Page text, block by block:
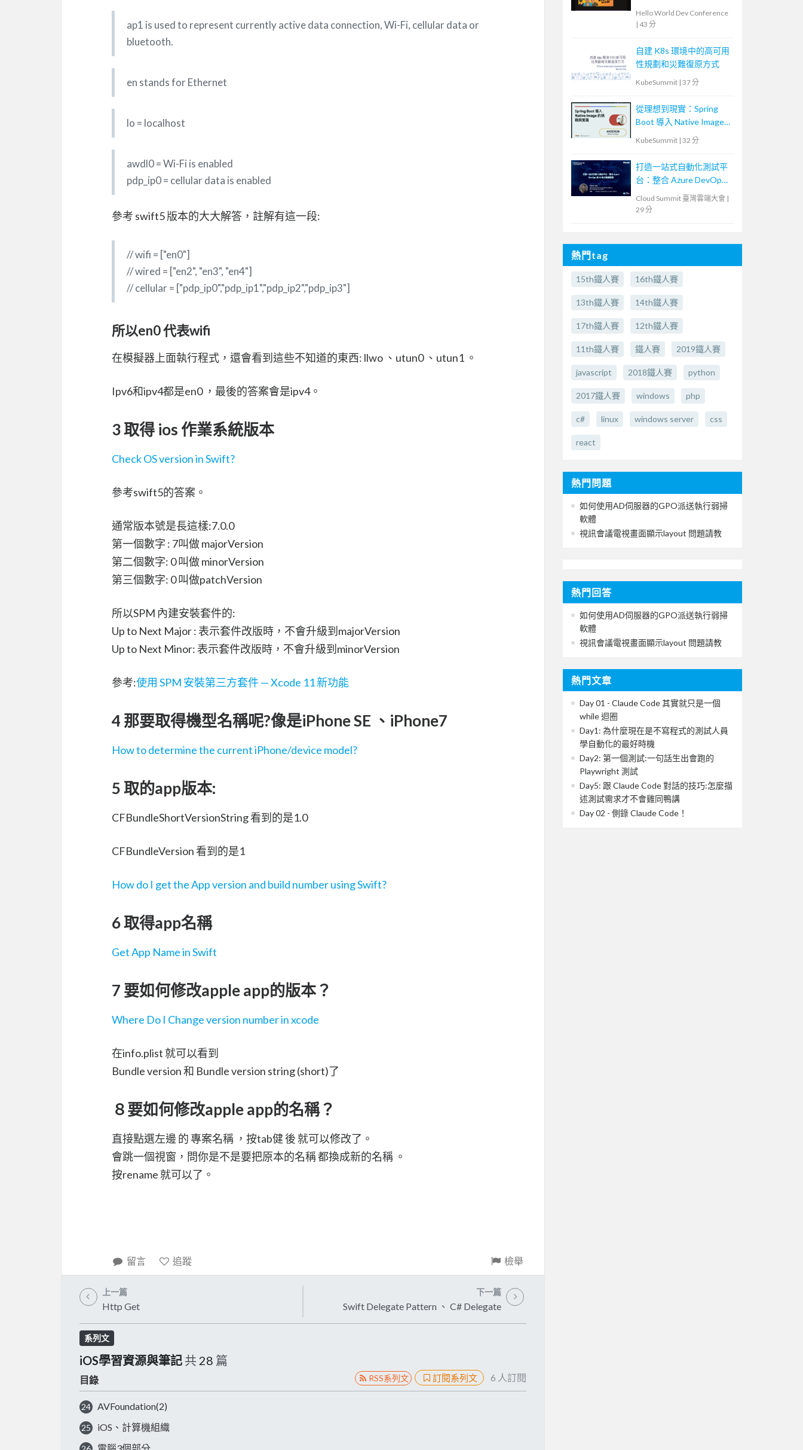
ap1 is used to represent currently active data connection, Wi-Fi, cellular data or
bluetooth.
en stands for Ethernet
lo = localhost
awdl0 = Wi-Fi is enabled
pdp_ip0 = cellular data is enabled
參考 swift5 版本的大大解答，註解有這一段:
// wifi = ["en0"]
// wired = ["en2", "en3", "en4"]
// cellular = ["pdp_ip0","pdp_ip1","pdp_ip2","pdp_ip3"]
所以en0 代表wifi
在模擬器上面執行程式，還會看到這些不知道的東西: llwo 、utun0 、utun1 。
Ipv6和ipv4都是en0 ，最後的答案會是ipv4。
3 取得 ios 作業系統版本
Check OS version in Swift?
參考swift5的答案。
通常版本號是長這樣:7.0.0
第一個數字 : 7叫做 majorVersion
第二個數字: 0 叫做 minorVersion
第三個數字: 0 叫做patchVersion
所以SPM 內建安裝套件的:
Up to Next Major : 表示套件改版時，不會升級到majorVersion
Up to Next Minor: 表示套件改版時，不會升級到minorVersion
參考:使用 SPM 安裝第三方套件 — Xcode 11 新功能
4 那要取得機型名稱呢?像是iPhone SE 、iPhone7
How to determine the current iPhone/device model?
5 取的app版本:
CFBundleShortVersionString 看到的是1.0
CFBundleVersion 看到的是1
How do I get the App version and build number using Swift?
6 取得app名稱
Get App Name in Swift
7 要如何修改apple app的版本？
Where Do I Change version number in xcode
在info.plist 就可以看到
Bundle version 和 Bundle version string (short)了
８要如何修改apple app的名稱？
直接點選左邊 的 專案名稱 ，按tab健 後 就可以修改了。
會跳一個視窗，問你是不是要把原本的名稱 都換成新的名稱 。
按rename 就可以了。
留言 追蹤 檢舉
上一篇
Http Get
下一篇
Swift Delegate Pattern 、 C# Delegate
系列文
iOS學習資源與筆記 共 28 篇
目錄 RSS系列文 訂閱系列文 6 人訂閱
24 AVFoundation(2)
25 iOS、計算機組織
電腦3個部分
Hello World Dev Conference
| 43 分
自建 K8s 環境中的高可用
性規劃和災難復原方式
KubeSummit | 37 分
從理想到現實：Spring
Boot 導入 Native Image
KubeSummit | 32 分
打造一站式自動化測試平
台：整合 Azure DevOps
與 AI 助力敏捷開發
Cloud Summit 臺灣雲端大會 |
29 分
熱門tag
15th鐵人賽 16th鐵人賽
13th鐵人賽 14th鐵人賽
17th鐵人賽 12th鐵人賽
11th鐵人賽 鐵人賽 2019鐵人賽
javascript 2018鐵人賽 python
2017鐵人賽 windows php
c# linux windows server css
react
熱門問題
如何使用AD伺服器的GPO派送執行弱掃
軟體
視訊會議電視畫面顯示layout 問題請教
熱門回答
如何使用AD伺服器的GPO派送執行弱掃
軟體
視訊會議電視畫面顯示layout 問題請教
熱門文章
Day 01 - Claude Code 其實就只是一個
while 迴圈
Day1: 為什麼現在是不寫程式的測試人員
學自動化的最好時機
Day2: 第一個測試:一句話生出會跑的
Playwright 測試
Day5: 跟 Claude Code 對話的技巧:怎麼描
述測試需求才不會雞同鴨講
Day 02 - 側錄 Claude Code！